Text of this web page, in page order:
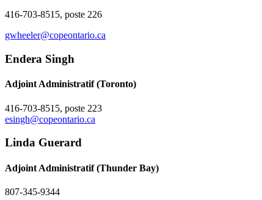
416-703-8515, poste 226
gwheeler@copeontario.ca
Endera Singh
Adjoint Administratif (Toronto)
416-703-8515, poste 223
esingh@copeontario.ca
Linda Guerard
Adjoint Administratif (Thunder Bay)
807-345-9344